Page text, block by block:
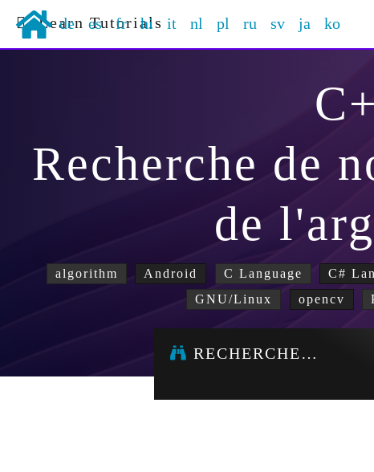
Learn Tutorials
de es fr hi it nl pl ru sv ja ko
Recherche de
de
algorithm Android C Language C#
GNU/Linux
opencv
RECHERCHE…